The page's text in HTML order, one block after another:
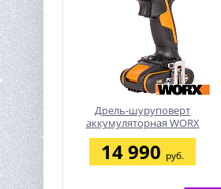
Дрель-шуруповерт
аккумуляторная WORX
WX102, 20В, 60Нм,
бесщеточная, 2Ач х2, ЗУ,
кейс
14 990 руб.